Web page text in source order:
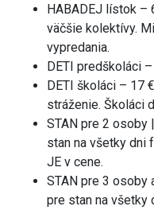
HABADEJ lístok –
väčšie kolektívy.
vypredania.
DETI predškoláci
DETI školáci – 17
stráženie. Školáci
STAN pre 2 osoby
stan na všetky dni
JE v cene.
STAN pre 3 osoby
pre stan na všetky